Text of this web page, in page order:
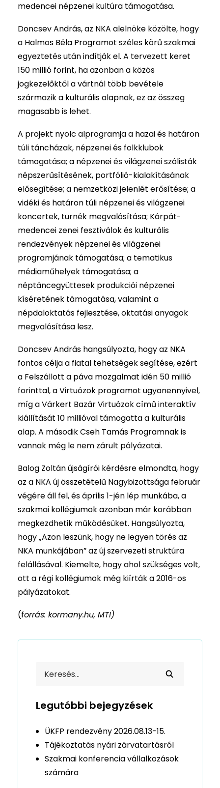
medencei népzenei kultúra támogatása.
Doncsev András, az NKA alelnöke közölte, hogy
a Halmos Béla Programot széles körű szakmai
egyeztetés után indítják el. A tervezett keret
150 millió forint, ha azonban a közös
jogkezelőktől a vártnál több bevétele
származik a kulturális alapnak, ez az összeg
magasabb is lehet.
A projekt nyolc alprogramja a hazai és határon
túli táncházak, népzenei és folkklubok
támogatása; a népzenei és világzenei szólisták
népszerűsítésének, portfólió-kialakításának
elősegítése; a nemzetközi jelenlét erősítése; a
vidéki és határon túli népzenei és világzenei
koncertek, turnék megvalósítása; Kárpát-
medencei zenei fesztiválok és kulturális
rendezvények népzenei és világzenei
programjának támogatása; a tematikus
médiaműhelyek támogatása; a
néptáncegyüttesek produkciói népzenei
kíséretének támogatása, valamint a
népdaloktatás fejlesztése, oktatási anyagok
megvalósítása lesz.
Doncsev András hangsúlyozta, hogy az NKA
fontos célja a fiatal tehetségek segítése, ezért
a Felszállott a páva mozgalmat idén 50 millió
forinttal, a Virtuózok programot ugyanennyivel,
míg a Várkert Bazár Virtuózok című interaktív
kiállítását 10 millióval támogatta a kulturális
alap. A második Cseh Tamás Programnak is
vannak még le nem zárult pályázatai.
Balog Zoltán újságírói kérdésre elmondta, hogy
az a NKA új összetételű Nagybizottsága február
végére áll fel, és április 1-jén lép munkába, a
szakmai kollégiumok azonban már korábban
megkezdhetik működésüket. Hangsúlyozta,
hogy „Azon leszünk, hogy ne legyen törés az
NKA munkájában” az új szervezeti struktúra
felállásával. Kiemelte, hogy ahol szükséges volt,
ott a régi kollégiumok még kiírták a 2016-os
pályázatokat.
(forrás: kormany.hu, MTI)
Legutóbbi bejegyzések
ÜKFP rendezvény 2026.08.13-15.
Tájékoztatás nyári zárvatartásról
Szakmai konferencia vállalkozások
számára